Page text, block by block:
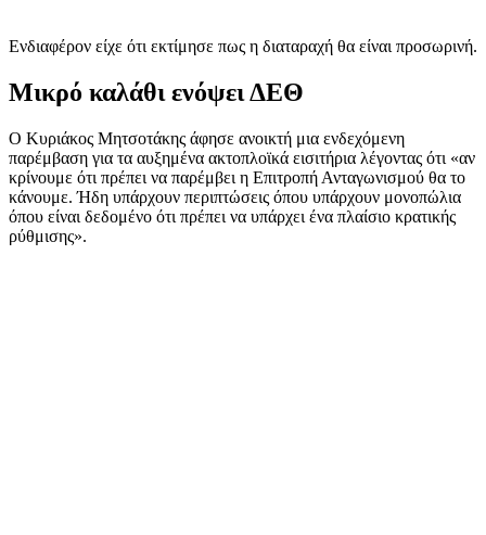
Ενδιαφέρον είχε ότι εκτίμησε πως η διαταραχή θα είναι προσωρινή.
Μικρό καλάθι ενόψει ΔΕΘ
Ο Κυριάκος Μητσοτάκης άφησε ανοικτή μια ενδεχόμενη
παρέμβαση για τα αυξημένα ακτοπλοϊκά εισιτήρια λέγοντας ότι «αν
κρίνουμε ότι πρέπει να παρέμβει η Επιτροπή Ανταγωνισμού θα το
κάνουμε. Ήδη υπάρχουν περιπτώσεις όπου υπάρχουν μονοπώλια
όπου είναι δεδομένο ότι πρέπει να υπάρχει ένα πλαίσιο κρατικής
ρύθμισης».